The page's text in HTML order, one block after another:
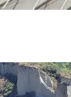
til
dertil